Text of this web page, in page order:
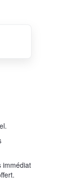
immédiat